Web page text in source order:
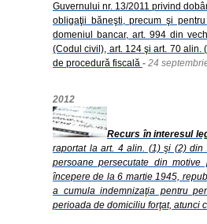
Guvernului nr. 13/2011 privind
obligaţii băneşti, precum şi
domeniul bancar, art. 994 din
(Codul civil), art. 124 şi art. 70 alin.
de procedură fiscală - 24
2012
Recurs în interesul
raportat la art. 4 alin. (1) şi (2) din
persoane persecutate din
începere de la 6 martie 1945,
a cumula indemnizaţia pentru
perioada de domiciliu forţat, atunci